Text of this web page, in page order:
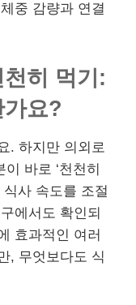
중 감량과 연결
히 먹기:
요?
. 하지만 의외로
바로 ‘천천히
사 속도를 조절
에서도 확인되
효과적인 여러
, 무엇보다도 식